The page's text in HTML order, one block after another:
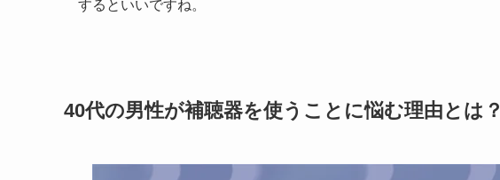
するといいですね。
40代の男性が補聴器を使うことに悩む理由とは？